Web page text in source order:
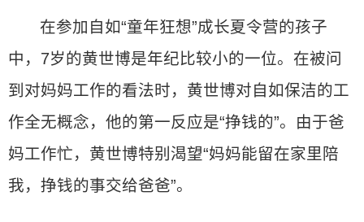
在参加自如“童年狂想”成长夏令营的孩子
中，7岁的黄世博是年纪比较小的一位。在被问
到对妈妈工作的看法时，黄世博对自如保洁的工
作全无概念，他的第一反应是“挣钱的”。由于爸
妈工作忙，黄世博特别渴望“妈妈能留在家里陪
我，挣钱的事交给爸爸”。